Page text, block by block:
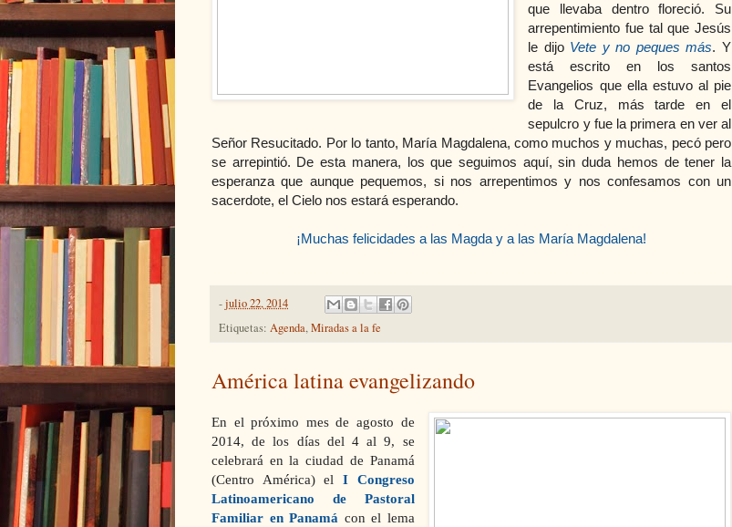
que llevaba dentro floreció. Su
arrepentimiento fue tal que Jesús
le dijo Vete y no peques más. Y
está escrito en los santos
Evangelios que ella estuvo al pie
de la Cruz, más tarde en el
sepulcro y fue la primera en ver al
Señor Resucitado. Por lo tanto, María Magdalena, como muchos y muchas, pecó pero
se arrepintió. De esta manera, los que seguimos aquí, sin duda hemos de tener la
esperanza que aunque pequemos, si nos arrepentimos y nos confesamos con un
sacerdote, el Cielo nos estará esperando.
¡Muchas felicidades a las Magda y a las María Magdalena!
-julio 22, 2014
Etiquetas: Agenda,Miradas a la fe
América latina evangelizando
En el próximo mes de agosto de
2014, de los días del 4 al 9, se
celebrará en la ciudad de Panamá
(Centro América) el I Congreso
Latinoamericano de Pastoral
Familiar en Panamá con el lema